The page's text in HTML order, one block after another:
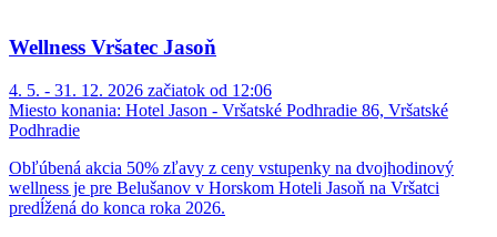
Wellness Vršatec Jasoň
4. 5. - 31. 12. 2026 začiatok od 12:06
Miesto konania: Hotel Jason - Vršatské Podhradie 86, Vršatské
Podhradie
Obľúbená akcia 50% zľavy z ceny vstupenky na dvojhodinový
wellness je pre Belušanov v Horskom Hoteli Jasoň na Vršatci
predĺžená do konca roka 2026.